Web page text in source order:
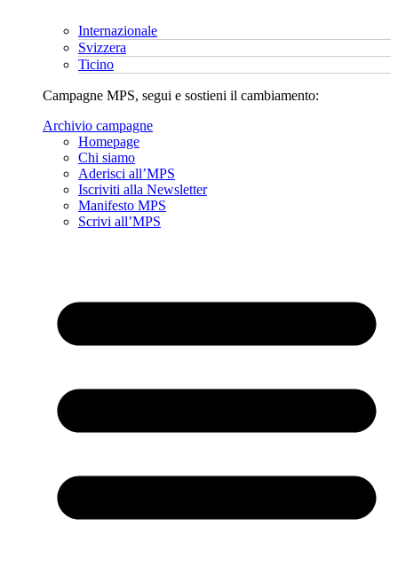
Internazionale
Svizzera
Ticino
Campagne MPS, segui e sostieni il cambiamento:
Archivio campagne
Homepage
Chi siamo
Aderisci all’MPS
Iscriviti alla Newsletter
Manifesto MPS
Scrivi all’MPS